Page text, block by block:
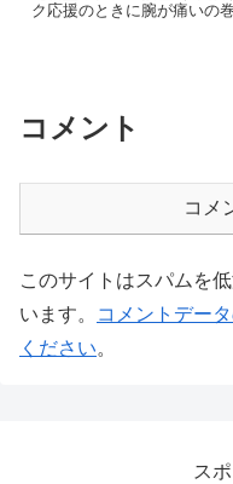
ク応援のときに腕が痛いの
コメント
コメ
このサイトはスパムを
います。
コメントデー
ください。
ス